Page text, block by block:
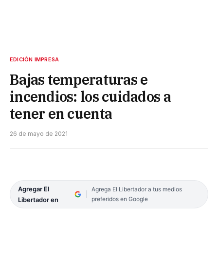
EDICIÓN IMPRESA
Bajas temperaturas e
incendios: los cuidados a
tener en cuenta
26 de mayo de 2021
Agregar El
Libertador en
Agrega El Libertador a tus medios
preferidos en Google